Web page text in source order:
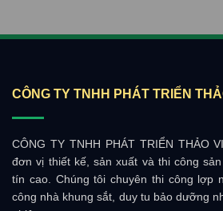
CÔNG TY TNHH PHÁT TRIỂN
CÔNG TY TNHH PHÁT TRIỂN THẢO
đơn vị thiết kế, sản xuất và thi công
tín cao. Chúng tôi chuyên thi công lợp
công nhà khung sắt, duy tu bảo dưỡng